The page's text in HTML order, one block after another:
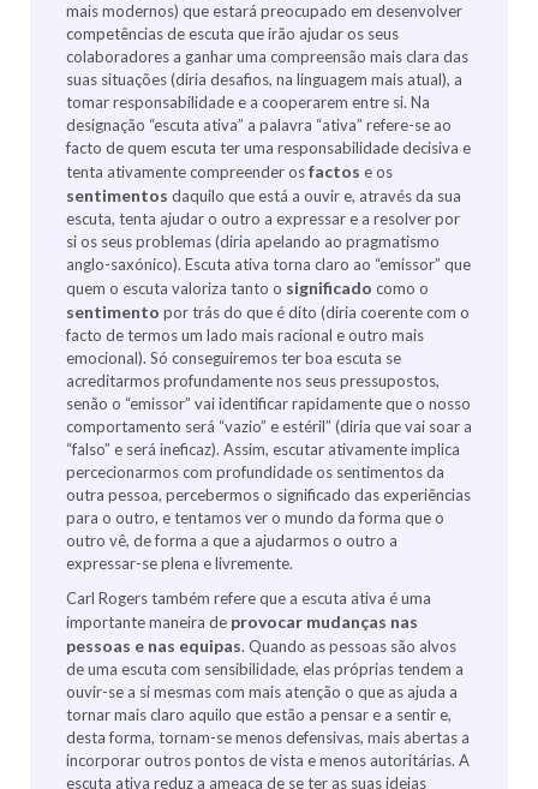
mais modernos) que estará preocupado em desenvolver
competências de escuta que irão ajudar os seus
colaboradores a ganhar uma compreensão mais clara das
suas situações (diria desafios, na linguagem mais atual), a
tomar responsabilidade e a cooperarem entre si. Na
designação “escuta ativa” a palavra “ativa” refere-se ao
facto de quem escuta ter uma responsabilidade decisiva e
tenta ativamente compreender osfactos e os
sentimentos daquilo que está a ouvir e, através da sua
escuta, tenta ajudar o outro a expressar e a resolver por
si os seus problemas (diria apelando ao pragmatismo
anglo-saxónico). Escuta ativa torna claro ao “emissor” que
quem o escuta valoriza tanto o significado como o
sentimento por trás do que é dito (diria coerente com o
facto de termos um lado mais racional e outro mais
emocional). Só conseguiremos ter boa escuta se
acreditarmos profundamente nos seus pressupostos,
senão o “emissor” vai identificar rapidamente que o nosso
comportamento será “vazio” e estéril” (diria que vai soar a
“falso” e será ineficaz). Assim, escutar ativamente implica
percecionarmos com profundidade os sentimentos da
outra pessoa, percebermos o significado das experiências
para o outro, e tentamos ver o mundo da forma que o
outro vê, de forma a que a ajudarmos o outro a
expressar-se plena e livremente.
Carl Rogers também refere que a escuta ativa é uma
importante maneira de provocar mudanças nas
pessoas e nas equipas. Quando as pessoas são alvos
de uma escuta com sensibilidade, elas próprias tendem a
ouvir-se a si mesmas com mais atenção o que as ajuda a
tornar mais claro aquilo que estão a pensar e a sentir e,
desta forma, tornam-se menos defensivas, mais abertas a
incorporar outros pontos de vista e menos autoritárias. A
escuta ativa reduz a ameaça de se ter as suas ideias